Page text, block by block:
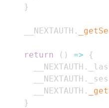
}
    __NEXTAUTH
.
return ( ) =>
{
      __NEXTAUTH
.
      __NEXTAUTH
.
      __NEXTAUTH
.
}